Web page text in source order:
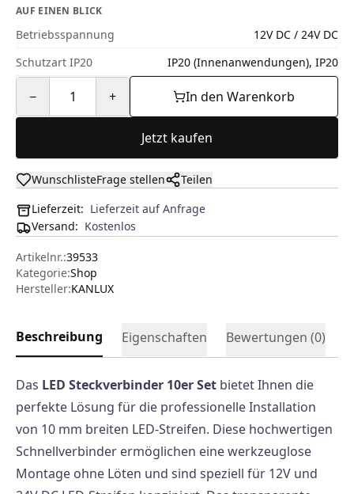
AUF EINEN BLICK
Betriebsspannung
12V DC / 24V DC
Schutzart IP20
IP20 (Innenanwendungen), IP20
− 1 + In den Warenkorb
Jetzt kaufen
WunschlisteFrage stellen
Teilen
Lieferzeit: Lieferzeit auf Anfrage
Versand: Kostenlos
Artikelnr.:39533
Kategorie:Shop
Hersteller:KANLUX
Beschreibung Eigenschaften Bewertungen (0)
Das LED Steckverbinder 10er Set bietet Ihnen die
perfekte Lösung für die professionelle Installation
von 10 mm breiten LED-Streifen. Diese hochwertigen
Schnellverbinder ermöglichen eine werkzeuglose
Montage ohne Löten und sind speziell für 12V und